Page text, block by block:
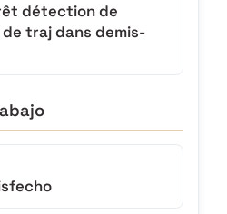
détection de
traj dans demis-